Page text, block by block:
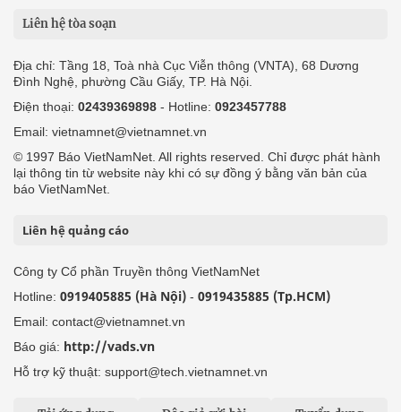
Liên hệ tòa soạn
Địa chỉ: Tầng 18, Toà nhà Cục Viễn thông (VNTA), 68 Dương
Đình Nghệ, phường Cầu Giấy, TP. Hà Nội.
Điện thoại: 02439369898 - Hotline: 0923457788
Email: vietnamnet@vietnamnet.vn
© 1997 Báo VietNamNet. All rights reserved. Chỉ được phát hành
lại thông tin từ website này khi có sự đồng ý bằng văn bản của
báo VietNamNet.
Liên hệ quảng cáo
Công ty Cổ phần Truyền thông VietNamNet
Hotline: 0919405885 (Hà Nội) - 0919435885 (Tp.HCM)
Email: contact@vietnamnet.vn
Báo giá: http://vads.vn
Hỗ trợ kỹ thuật: support@tech.vietnamnet.vn